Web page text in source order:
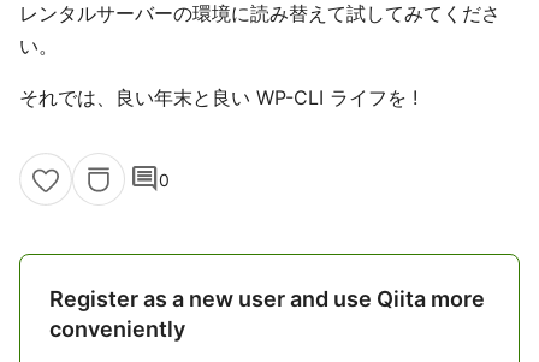
レンタルサーバーの環境に読み替えて試してみてくださ
い。
それでは、良い年末と良い WP-CLI ライフを !
comment0
Register as a new user and use Qiita more
conveniently